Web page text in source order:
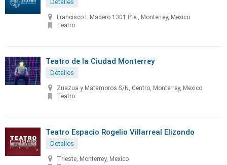
Detalles
Francisco I. Madero 1301 Pte., Monterrey, Mexico
Teatro
Teatro de la Ciudad Monterrey
Detalles
Zuazua y Matamoros S/N, Centro, Monterrey, Mexico
Teatro
Teatro Espacio Rogelio Villarreal Elizondo
Detalles
Trieste, Monterrey, Mexico